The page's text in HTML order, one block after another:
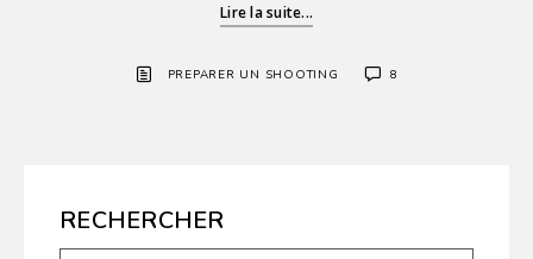
Lire la suite...
PREPARER UN SHOOTING 8
RECHERCHER